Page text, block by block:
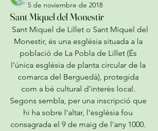
5 de noviembre de 2018
Sant Miquel del Monestir
Monestir, és una església situada a la
població de La Pobla de Lillet (És
l'única església de planta circular de la
comarca del Berguedà), protegida
com a bé cultural d'interès local.
Segons sembla, per una inscripció que
hi ha sobre l'altar, l'església fou
consagrada el 9 de maig de l'any 1000.